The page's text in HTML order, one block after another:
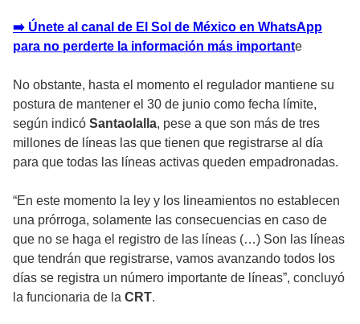
➡️ Únete al canal de El Sol de México en WhatsApp
para no perderte la información más importante
No obstante, hasta el momento el regulador mantiene su
postura de mantener el 30 de junio como fecha límite,
según indicó Santaolalla, pese a que son más de tres
millones de líneas las que tienen que registrarse al día
para que todas las líneas activas queden empadronadas.
“En este momento la ley y los lineamientos no establecen
una prórroga, solamente las consecuencias en caso de
que no se haga el registro de las líneas (…) Son las líneas
que tendrán que registrarse, vamos avanzando todos los
días se registra un número importante de líneas”, concluyó
la funcionaria de la CRT.